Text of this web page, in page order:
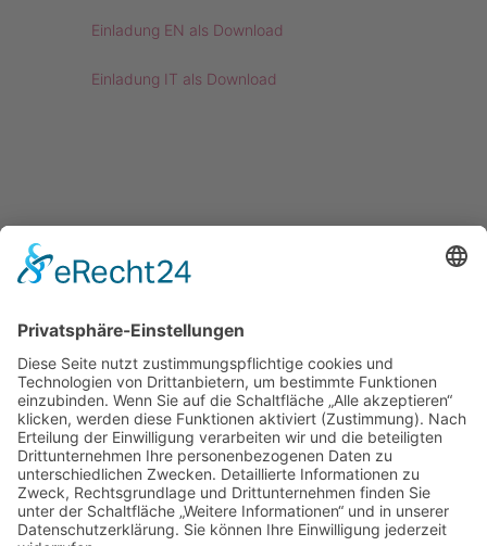
Einladung EN als Download
Einladung IT als Download
Kontakt
Impressum
Facebook
Instagram
Umsetzung:DOUBLE-A-DESIGN
Kontakt
Impressum
Datenschutzerklärung
Mitgliederbereich
Facebook
Instagram